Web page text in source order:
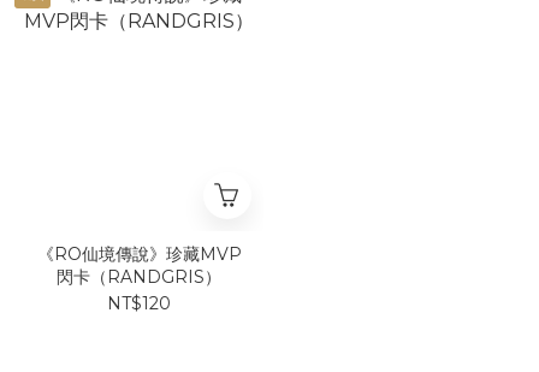
《RO仙境傳說》珍藏MVP
閃卡（RANDGRIS）
NT$120